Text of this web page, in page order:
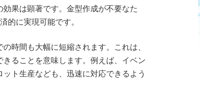
果は顕著です。金型作成が不要なた
的に実現可能です。
時間も大幅に短縮されます。これは、
ることを意味します。例えば、イベン
ト生産なども、迅速に対応できるよう